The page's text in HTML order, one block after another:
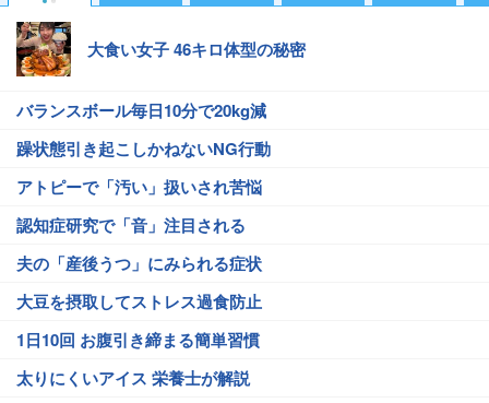
大食い女子 46キロ体型の秘密
バランスボール毎日10分で20kg減
躁状態引き起こしかねないNG行動
アトピーで「汚い」扱いされ苦悩
認知症研究で「音」注目される
夫の「産後うつ」にみられる症状
大豆を摂取してストレス過食防止
1日10回 お腹引き締まる簡単習慣
太りにくいアイス 栄養士が解説